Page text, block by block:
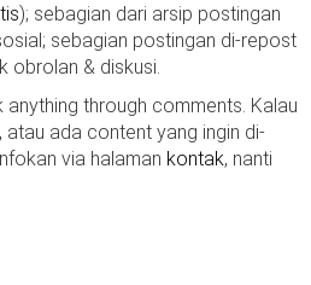
); sebagian dari arsip postingan
sebagian postingan di-repost
obrolan & diskusi.
through comments. Kalau
atau ada content yang ingin di-
via halaman kontak, nanti